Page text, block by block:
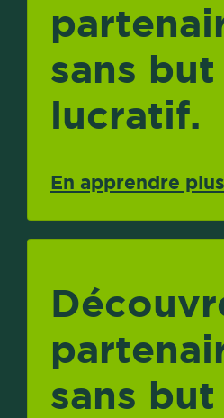
sans but
lucratif.
En apprendre plus
sans but